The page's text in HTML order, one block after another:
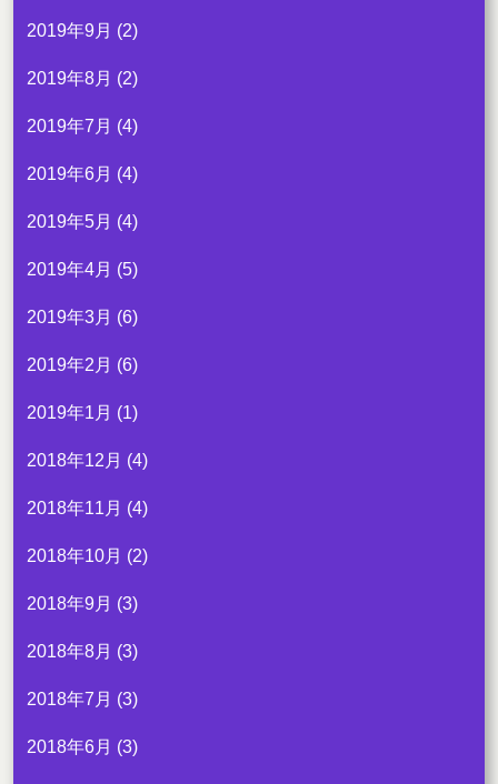
2019年9月 (2)
2019年8月 (2)
2019年7月 (4)
2019年6月 (4)
2019年5月 (4)
2019年4月 (5)
2019年3月 (6)
2019年2月 (6)
2019年1月 (1)
2018年12月 (4)
2018年11月 (4)
2018年10月 (2)
2018年9月 (3)
2018年8月 (3)
2018年7月 (3)
2018年6月 (3)